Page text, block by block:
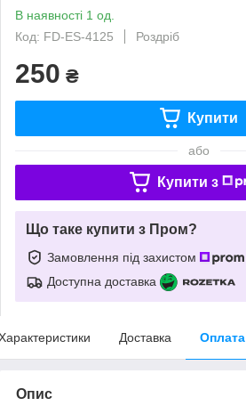
В наявності 1 од.
Код: FD-ES-4125
Роздріб
250 ₴
Купити
або
Купити з
Що таке купити з Пром?
Замовлення під захистом
Доступна доставка
Доставка Оплата
Опис